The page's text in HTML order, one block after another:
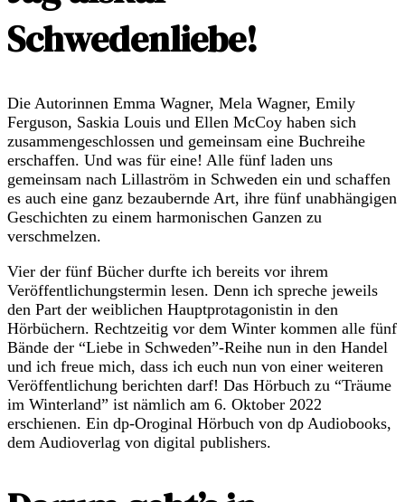
raus!
Schwedenliebe!
Die Autorinnen Emma Wagner, Mela Wagner, Emily
Ferguson, Saskia Louis und Ellen McCoy haben sich
zusammengeschlossen und gemeinsam eine Buchreihe
erschaffen. Und was für eine! Alle fünf laden uns
gemeinsam nach Lillaström in Schweden ein und schaffen
es auch eine ganz bezaubernde Art, ihre fünf unabhängigen
Geschichten zu einem harmonischen Ganzen zu
verschmelzen.
Vier der fünf Bücher durfte ich bereits vor ihrem
Veröffentlichungstermin lesen. Denn ich spreche jeweils
den Part der weiblichen Hauptprotagonistin in den
Hörbüchern. Rechtzeitig vor dem Winter kommen alle fünf
Bände der “Liebe in Schweden”-Reihe nun in den Handel
und ich freue mich, dass ich euch nun von einer weiteren
Veröffentlichung berichten darf! Das Hörbuch zu “Träume
im Winterland” ist nämlich am 6. Oktober 2022
erschienen. Ein dp-Oroginal Hörbuch von dp Audiobooks,
dem Audioverlag von digital publishers.